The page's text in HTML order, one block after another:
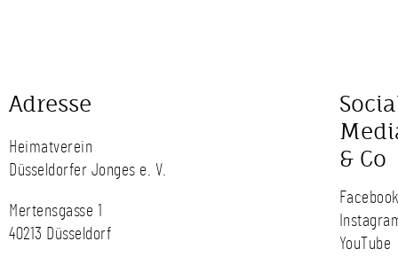
Adresse
Heimatverein
Düsseldorfer Jonges e. V.
Mertensgasse 1
40213 Düsseldorf
& Co
YouTube